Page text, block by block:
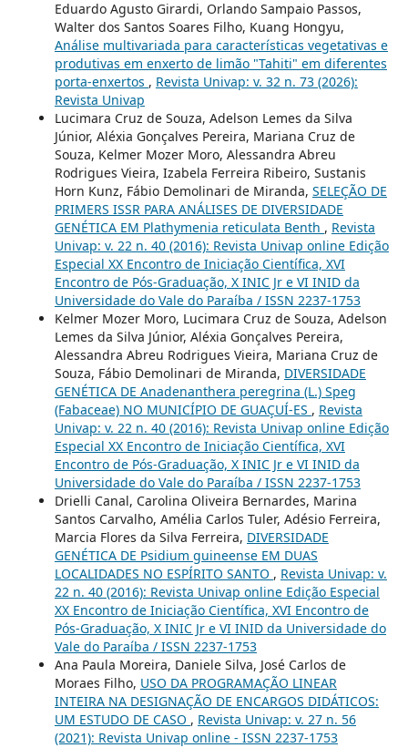
Eduardo Agusto Girardi, Orlando Sampaio Passos,
Walter dos Santos Soares Filho, Kuang Hongyu,
Análise multivariada para características vegetativas e
produtivas em enxerto de limão "Tahiti" em diferentes
porta-enxertos , Revista Univap: v. 32 n. 73 (2026):
Revista Univap
Lucimara Cruz de Souza, Adelson Lemes da Silva
Júnior, Aléxia Gonçalves Pereira, Mariana Cruz de
Souza, Kelmer Mozer Moro, Alessandra Abreu
Rodrigues Vieira, Izabela Ferreira Ribeiro, Sustanis
Horn Kunz, Fábio Demolinari de Miranda, SELEÇÃO DE
PRIMERS ISSR PARA ANÁLISES DE DIVERSIDADE
GENÉTICA EM Plathymenia reticulata Benth , Revista
Univap: v. 22 n. 40 (2016): Revista Univap online Edição
Especial XX Encontro de Iniciação Científica, XVI
Encontro de Pós-Graduação, X INIC Jr e VI INID da
Universidade do Vale do Paraíba / ISSN 2237-1753
Kelmer Mozer Moro, Lucimara Cruz de Souza, Adelson
Lemes da Silva Júnior, Aléxia Gonçalves Pereira,
Alessandra Abreu Rodrigues Vieira, Mariana Cruz de
Souza, Fábio Demolinari de Miranda, DIVERSIDADE
GENÉTICA DE Anadenanthera peregrina (L.) Speg
(Fabaceae) NO MUNICÍPIO DE GUAÇUÍ-ES , Revista
Univap: v. 22 n. 40 (2016): Revista Univap online Edição
Especial XX Encontro de Iniciação Científica, XVI
Encontro de Pós-Graduação, X INIC Jr e VI INID da
Universidade do Vale do Paraíba / ISSN 2237-1753
Drielli Canal, Carolina Oliveira Bernardes, Marina
Santos Carvalho, Amélia Carlos Tuler, Adésio Ferreira,
Marcia Flores da Silva Ferreira, DIVERSIDADE
GENÉTICA DE Psidium guineense EM DUAS
LOCALIDADES NO ESPÍRITO SANTO , Revista Univap: v.
22 n. 40 (2016): Revista Univap online Edição Especial
XX Encontro de Iniciação Científica, XVI Encontro de
Pós-Graduação, X INIC Jr e VI INID da Universidade do
Vale do Paraíba / ISSN 2237-1753
Ana Paula Moreira, Daniele Silva, José Carlos de
Moraes Filho, USO DA PROGRAMAÇÃO LINEAR
INTEIRA NA DESIGNAÇÃO DE ENCARGOS DIDÁTICOS:
UM ESTUDO DE CASO , Revista Univap: v. 27 n. 56
(2021): Revista Univap online - ISSN 2237-1753